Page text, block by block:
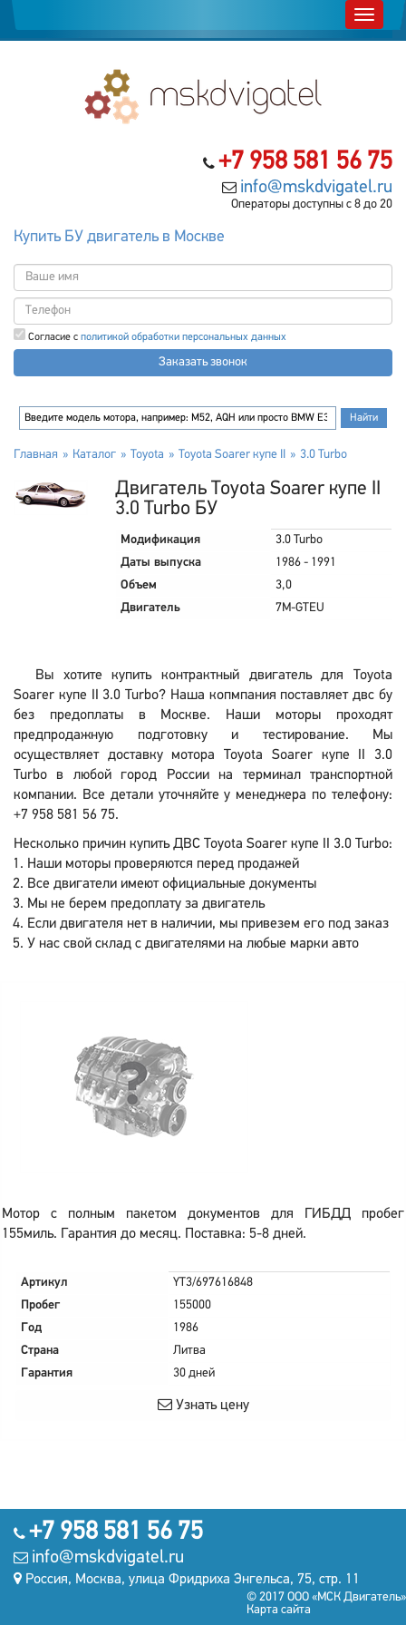
+7 958 581 56 75
info@mskdvigatel.ru
Операторы доступны с 8 до 20
Купить БУ двигатель в Москве
Согласие с политикой обработки персональных данных
Заказать звонок
Главная Каталог Toyota Toyota Soarer купе II 3.0 Turbo
Двигатель Toyota Soarer купе II
3.0 Turbo БУ
Модификация
3.0 Turbo
Даты выпуска
1986 - 1991
Объем
3,0
Двигатель
7M-GTEU
Вы хотите купить контрактный двигатель для Toyota
Soarer купе II 3.0 Turbo? Наша копмпания поставляет двс бу
без предоплаты в Москве. Наши моторы проходят
предпродажную подготовку и тестирование. Мы
осуществляет доставку мотора Toyota Soarer купе II 3.0
Turbo в любой город России на терминал транспортной
компании. Все детали уточняйте у менеджера по телефону:
+7 958 581 56 75.
Несколько причин купить ДВС Toyota Soarer купе II 3.0 Turbo:
Наши моторы проверяются перед продажей
Все двигатели имеют официальные документы
Мы не берем предоплату за двигатель
Если двигателя нет в наличии, мы привезем его под заказ
У нас свой склад с двигателями на любые марки авто
Мотор с полным пакетом документов для ГИБДД пробег
155миль. Гарантия до месяц. Поставка: 5-8 дней.
Артикул
YT3/697616848
Пробег
155000
Год
1986
Страна
Литва
Гарантия
30 дней
Узнать цену
+7 958 581 56 75
info@mskdvigatel.ru
Россия, Москва, улица Фридриха Энгельса, 75, стр. 11
© 2017 ООО «МСК Двигатель»
Карта сайта